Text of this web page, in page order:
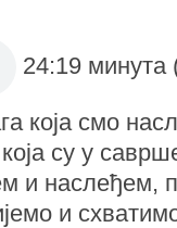
24:19
која смо
су у
и наслеђем,
и